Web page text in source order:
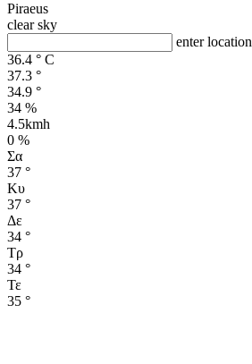
Piraeus
clear sky
enter location
36.4 ° C
37.3 °
34.9 °
34 %
4.5kmh
0 %
Σα
37 °
Κυ
37 °
Δε
34 °
Τρ
34 °
Τε
35 °